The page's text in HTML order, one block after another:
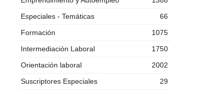
Especiales - Temáticas
66
Formación
1075
Intermediación Laboral
1750
Orientación laboral
2002
Suscriptores Especiales
29